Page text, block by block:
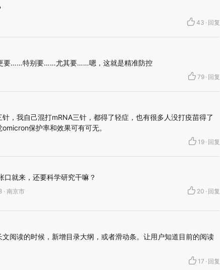
43 · 回复
……特别要……尤其要……嗯，这就是精准防控
79 · 回复
，我自己混打mRNA三针，都得了轻症，也有很多人没打疫苗得了
保护率和效果可有可无。
19 · 回复
口就来，还要科学研究干嘛？
南京市 20 · 回复
阅读的时候，新增目录大纲，或者滑动条。让用户知道目前的阅读
17 · 回复